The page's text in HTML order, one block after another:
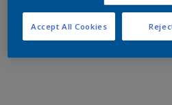
Accept All Cookies